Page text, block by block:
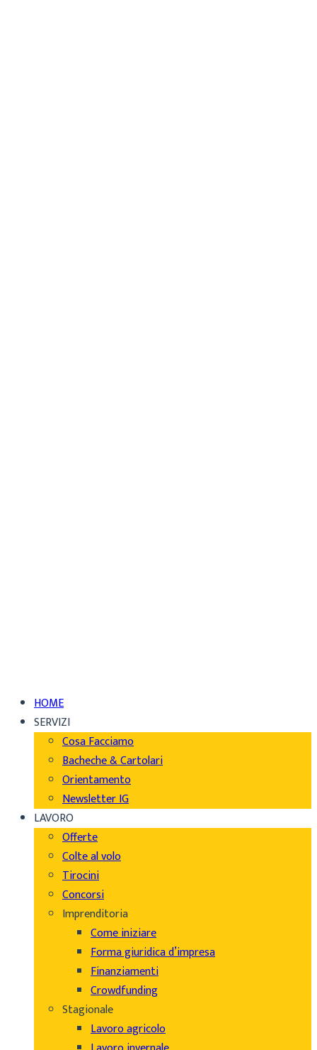
HOME
SERVIZI
Cosa Facciamo
Bacheche & Cartolari
Orientamento
Newsletter IG
LAVORO
Offerte
Colte al volo
Tirocini
Concorsi
Imprenditoria
Come iniziare
Forma giuridica d’impresa
Finanziamenti
Crowdfunding
Stagionale
Lavoro agricolo